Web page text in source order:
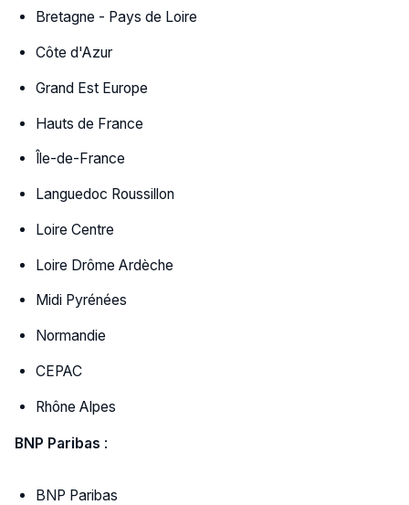
Bretagne - Pays de Loire
Côte d'Azur
Grand Est Europe
Hauts de France
Île-de-France
Languedoc Roussillon
Loire Centre
Loire Drôme Ardèche
Midi Pyrénées
Normandie
CEPAC
Rhône Alpes
BNP Paribas :
BNP Paribas